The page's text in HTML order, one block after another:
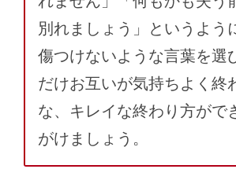
別れましょう」というよう
傷つけないような言葉を選
だけお互いが気持ちよく終
な、キレイな終わり方がで
がけましょう。